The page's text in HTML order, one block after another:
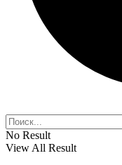
No Result
View All Result